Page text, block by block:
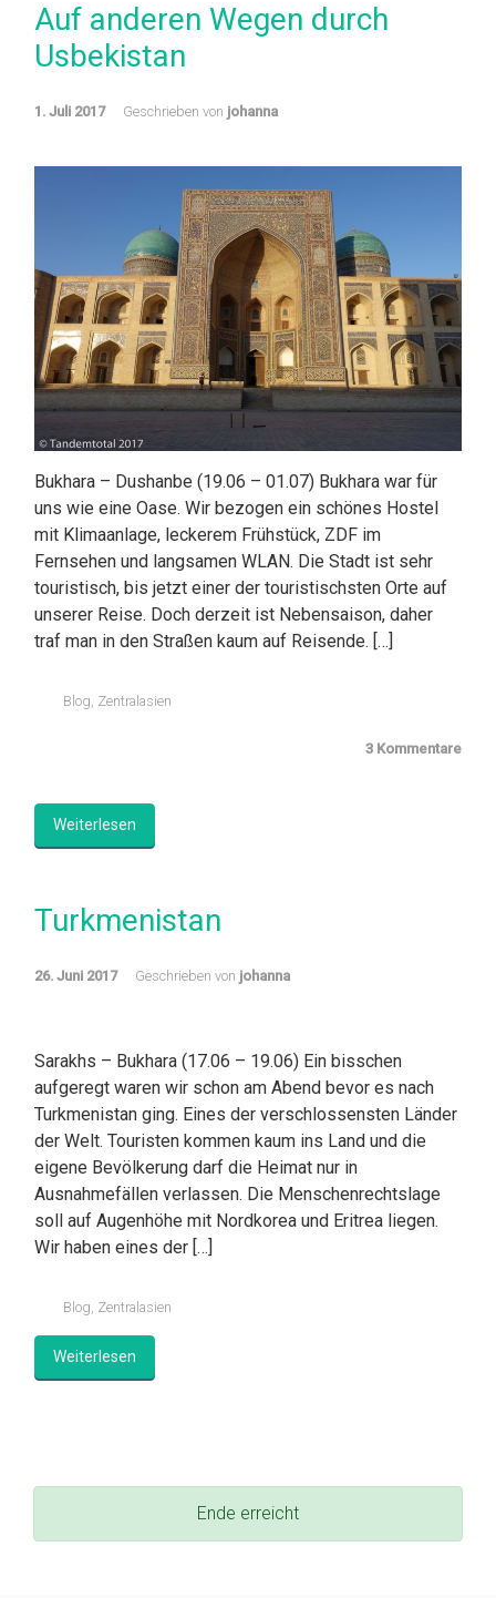
Auf anderen Wegen durch
Usbekistan
1. Juli 2017 Geschrieben von johanna
Bukhara – Dushanbe (19.06 – 01.07) Bukhara war für
uns wie eine Oase. Wir bezogen ein schönes Hostel
mit Klimaanlage, leckerem Frühstück, ZDF im
Fernsehen und langsamen WLAN. Die Stadt ist sehr
touristisch, bis jetzt einer der touristischsten Orte auf
unserer Reise. Doch derzeit ist Nebensaison, daher
traf man in den Straßen kaum auf Reisende. […]
Blog, Zentralasien
3 Kommentare
Weiterlesen
Turkmenistan
26. Juni 2017 Geschrieben von johanna
Sarakhs – Bukhara (17.06 – 19.06) Ein bisschen
aufgeregt waren wir schon am Abend bevor es nach
Turkmenistan ging. Eines der verschlossensten Länder
der Welt. Touristen kommen kaum ins Land und die
eigene Bevölkerung darf die Heimat nur in
Ausnahmefällen verlassen. Die Menschenrechtslage
soll auf Augenhöhe mit Nordkorea und Eritrea liegen.
Wir haben eines der […]
Blog, Zentralasien
Weiterlesen
Ende erreicht